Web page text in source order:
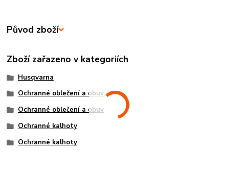
Původ zboží
Zboží zařazeno v kategoriích
Husqvarna
Ochranné oblečení a obuv
Ochranné oblečení a obuv
Ochranné kalhoty
Ochranné kalhoty